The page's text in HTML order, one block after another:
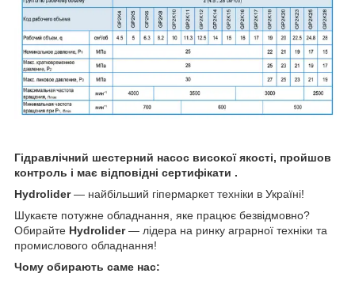
Гідравлічний шестерний насос високої якості, пройшов
контроль і має відповідні сертифікати .
Hydrolider— найбільший гіпермаркет техніки в Україні!
Шукаєте потужне обладнання, яке працює безвідмовно?
Обирайте Hydrolider— лідера на ринку аграрної техніки та
промислового обладнання!
Чому обирають саме нас: